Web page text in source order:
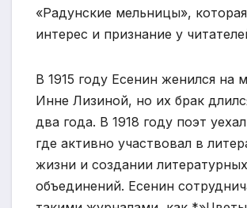
«Радунские мельницы»,
интерес и признание у
В 1915 году Есенин женился на
Инне Лизиной, но их брак
два года. В 1918 году поэт
где активно участвовал в
жизни и создании литературных
объединений. Есенин